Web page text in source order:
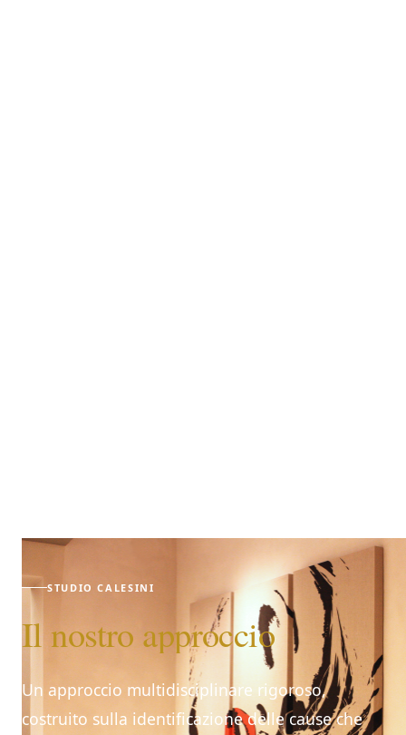
STUDIO CALESINI
Il nostro approccio
Un approccio multidisciplinare rigoroso,
costruito sulla identificazione delle cause che